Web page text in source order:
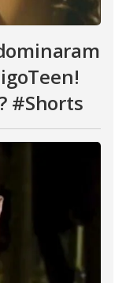
#Shorts